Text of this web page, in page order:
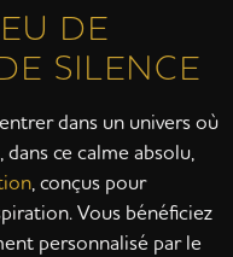
DE
SILENCE
dans un univers où
dans ce calme absolu,
, conçus pour
Vous bénéficiez
personnalisé par le